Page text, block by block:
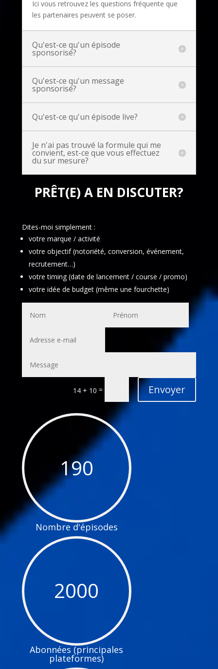
Ici vous retrouvez les questions fréquente que
les partenaires peuvent se poser.
Qu'est-ce qu'un épisode
sponsorisé?
Qu'est-ce qu'un message
sponsorisé?
Qu'est-ce qu'un épisode live?
Je n'ai pas trouvé la formule qui me
convient, est-ce que vous effectuez
du sur mesure?
PRÊT(E) A EN DISCUTER?
Dites-moi simplement :
votre marque / activité
votre objectif (notoriété, conversion, événement,
recrutement…)
votre timing (date de lancement / course / promo)
votre idée de budget (même une fourchette)
14 + 10 = Envoyer
190
Nombre d'épisodes
2000
Abonnées (principales
plateformes)